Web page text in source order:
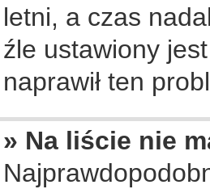
letni, a czas
źle ustawiony
naprawił ten
» Na liście nie